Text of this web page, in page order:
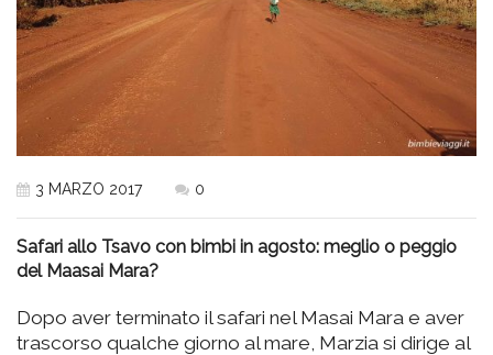
3 MARZO 2017 0
Safari allo Tsavo con bimbi in agosto: meglio o peggio
del Maasai Mara?
Dopo aver terminato il safari nel Masai Mara e aver
trascorso qualche giorno al mare, Marzia si dirige al